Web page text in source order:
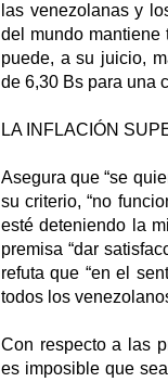
las venezolanas y
del mundo mantiene
puede, a su juicio,
de 6,30 Bs para una
LA INFLACIÓN
Asegura que “se
su criterio, “no
esté deteniendo la
premisa “dar
refuta que “en el
todos los
Con respecto a las
es imposible que